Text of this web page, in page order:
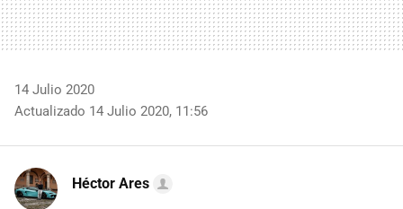
14 Julio 2020
Actualizado 14 Julio 2020, 11:56
Héctor Ares